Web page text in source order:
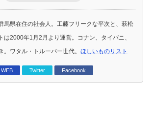
馬県在住の社会人。工藤フリークな平次と、萩松
は2000年1月2月より運営。コナン、タイバニ、
。ワタル・トルーパー世代。 ほしいものリスト
WEB Twitter Facebook